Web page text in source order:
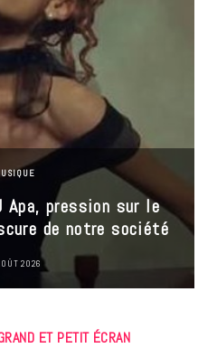
Apa, pression sur le
de notre société
2026
ET PETIT ÉCRAN